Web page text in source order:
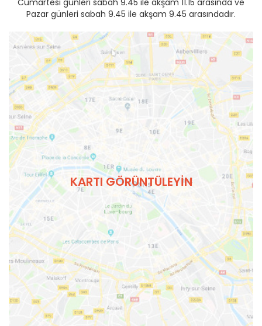
Cumartesi günleri sabah 9.45 ile akşam 11.15 arasında ve
Pazar günleri sabah 9.45 ile akşam 9.45 arasındadır.
KARTI GÖRÜNTÜLEYIN